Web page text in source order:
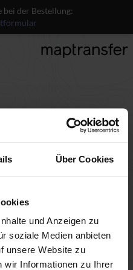
Über Cookies
und Anzeigen zu
soziale Medien anbieten
unsere Website zu
wir Informationen zu Ihrer
bei der Bestellung:
nicht gefunden.